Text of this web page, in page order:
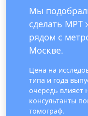
Мы
сделать МРТ
рядом с
Москве.
Цена на
типа и года
очередь влияет
консультанты
томограф.